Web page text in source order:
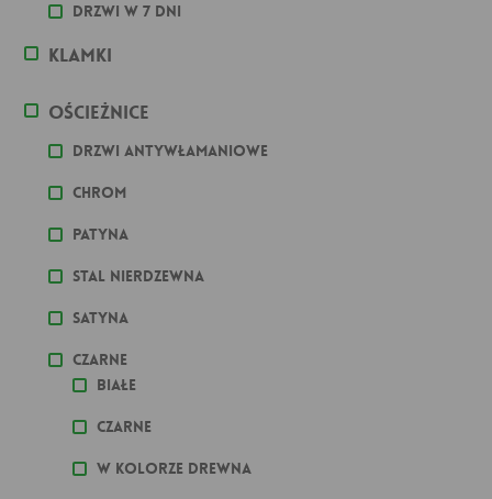
Drzwi w 7 dni
Klamki
Ościeżnice
Drzwi antywłamaniowe
Chrom
Patyna
stal nierdzewna
Satyna
Czarne
Białe
Czarne
W kolorze drewna